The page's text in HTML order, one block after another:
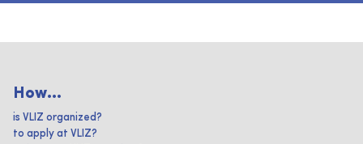
How...
is VLIZ organized?
to apply at VLIZ?